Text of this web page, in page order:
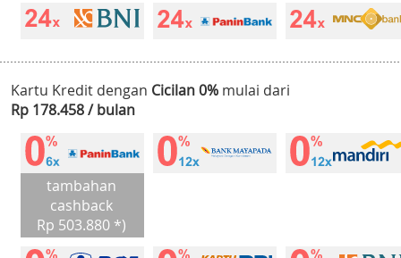
Kartu Kredit dengan Cicilan 0% mulai dari
Rp 178.458 / bulan
tambahan
cashback
Rp 503.880 *)